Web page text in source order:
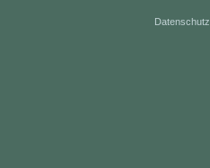
Datenschutz